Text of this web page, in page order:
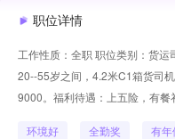
职位详情
工作性质：全职 职位类别：货
20--55岁之间，4.2米C1箱货司
9000。福利待遇：上五险，有
环境好 全勤奖 有年